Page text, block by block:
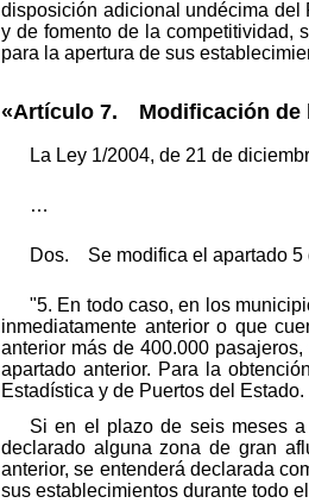
disposición adicional undécima del
y de fomento de la competitividad,
para la apertura de sus
«Artículo 7. Modificación de
La Ley 1/2004, de 21 de
…
Dos. Se modifica el apartado 5
"5. En todo caso, en los
inmediatamente anterior o que
anterior más de 400.000
apartado anterior. Para la
Estadística y de Puertos del Estado.
Si en el plazo de seis meses
declarado alguna zona de gran
anterior, se entenderá declarada
sus establecimientos durante todo